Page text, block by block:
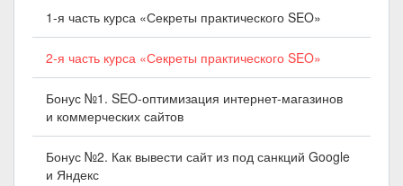
1-я часть курса «Секреты практического SEO»
2-я часть курса «Секреты практического SEO»
Бонус №1. SEO-оптимизация интернет-магазинов
и коммерческих сайтов
Бонус №2. Как вывести сайт из под санкций Google
и Яндекс